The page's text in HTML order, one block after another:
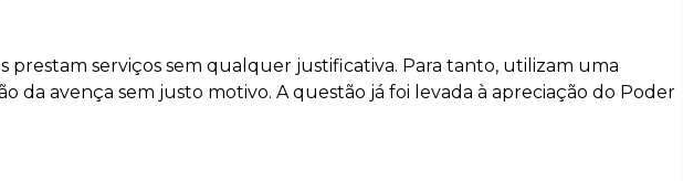
prestam serviços sem qualquer justificativa. Para tanto, utilizam uma
avença sem justo motivo. A questão já foi levada à apreciação do Poder